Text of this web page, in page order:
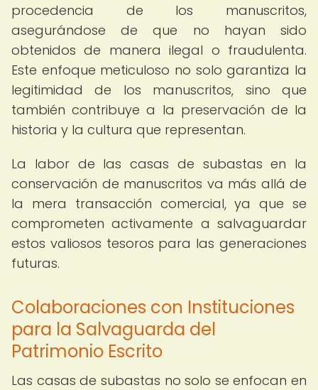
procedencia de los manuscritos,
asegurándose de que no hayan sido
obtenidos de manera ilegal o fraudulenta.
Este enfoque meticuloso no solo garantiza la
legitimidad de los manuscritos, sino que
también contribuye a la preservación de la
historia y la cultura que representan.
La labor de las casas de subastas en la
conservación de manuscritos va más allá de
la mera transacción comercial, ya que se
comprometen activamente a salvaguardar
estos valiosos tesoros para las generaciones
futuras.
Colaboraciones con Instituciones
para la Salvaguarda del
Patrimonio Escrito
Las casas de subastas no solo se enfocan en